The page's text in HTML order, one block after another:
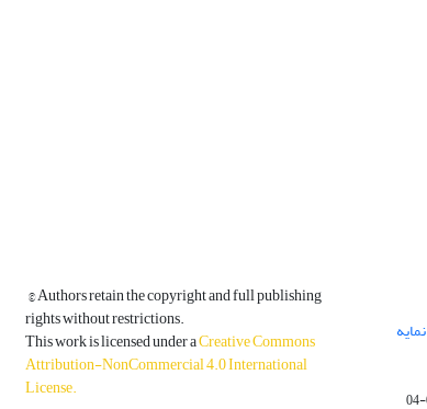
مجله فیزیک زمین و فضا در پایگاه بین المللی DOAJ نمایه
© Authors retain the copyright and full publishing
rights without restrictions.
This work is licensed under aCreative Commons
Attribution-NonCommercial 4.0 International
License.